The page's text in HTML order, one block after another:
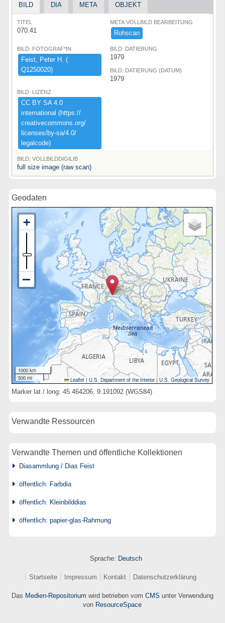
BILD DIA META OBJEKT
TITEL
070.41
META:VOLLBILD BEARBEITUNG
Rohscan
BILD: FOTOGRAF*IN
Feist,​ ​Peter ​H.​ ​(​
Q1250020)​
BILD: DATIERUNG
1979
BILD: DATIERUNG (DATUM)
1979
BILD: LIZENZ
CC ​BY ​SA ​4.​0 ​
international ​(​https:​/​/​
creativecommons.​org/​
licenses/​by-​sa/​4.​0/​
legalcode)​
BILD: VOLLBILDDIGILIB
full size image (raw scan)
Geodaten
1000 km
500 mi
Leaflet | U.S. Department of the Interior|U.S. Geological Survey
Marker lat / long: 45.464206, 9.191092 (WGS84)
Verwandte Ressourcen
Verwandte Themen und öffentliche Kollektionen
Diasammlung / Dias Feist
öffentlich: Farbdia
öffentlich: Kleinbilddias
öffentlich: papier-glas-Rahmung
Sprache: Deutsch
Startseite Impressum Kontakt Datenschutzerklärung
Das Medien-Repositorium wird betrieben vom CMS unter Verwendung
von ResourceSpace